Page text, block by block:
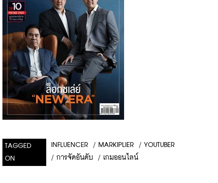
TAGGED
ON
INFLUENCER / MARKIPLIER / YOUTUBER
/ การจัดอันดับ / เกมออนไลน์